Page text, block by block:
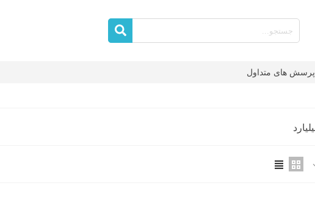
پرسش های متداول